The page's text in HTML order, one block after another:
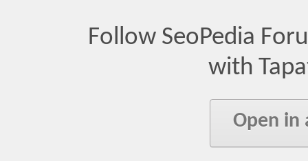
Follow SeoPedia
with
Open in